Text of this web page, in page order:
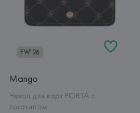
FW'26
Mango
Чехол для карт PORTA с
логотипом